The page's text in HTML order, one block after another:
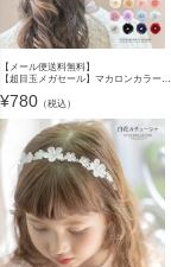
【メール便送料無料】
【超目玉メガセール】マカロンカラーのお花ヘアクリップ 2個セット 女の子 髪飾り ヘアアクセサリー YUP4《メール便優先商品》
¥780 （税込）